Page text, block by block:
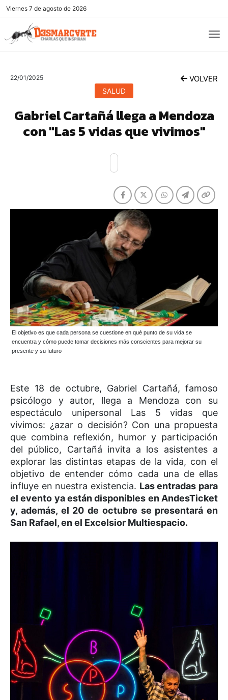
Viernes 7 de agosto de 2026
22/01/2025 VOLVER
SALUD
Gabriel Cartañá llega a Mendoza
con "Las 5 vidas que vivimos"
El objetivo es que cada persona se cuestione en qué punto de su vida se
encuentra y cómo puede tomar decisiones más conscientes para mejorar su
presente y su futuro
Este 18 de octubre, Gabriel Cartañá, famoso
psicólogo y autor, llega a Mendoza con su
espectáculo unipersonal Las 5 vidas que
vivimos: ¿azar o decisión? Con una propuesta
que combina reflexión, humor y participación
del público, Cartañá invita a los asistentes a
explorar las distintas etapas de la vida, con el
objetivo de entender cómo cada una de ellas
influye en nuestra existencia. Las entradas para
el evento ya están disponibles en AndesTicket
y, además, el 20 de octubre se presentará en
San Rafael, en el Excelsior Multiespacio.